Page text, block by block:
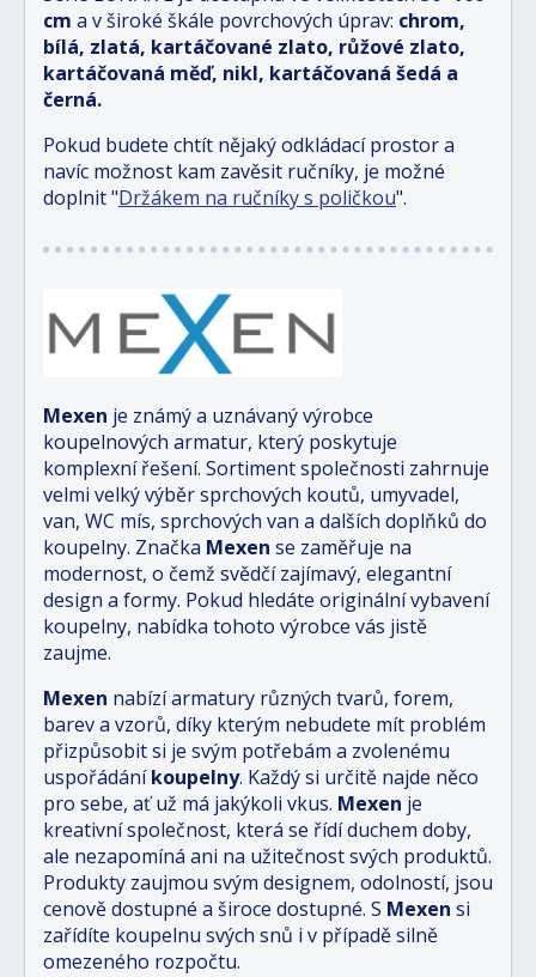
cm a v široké škále povrchových úprav: chrom,
bílá, zlatá, kartáčované zlato, růžové zlato,
kartáčovaná měď, nikl, kartáčovaná šedá a
černá.
Pokud budete chtít nějaký odkládací prostor a
navíc možnost kam zavěsit ručníky, je možné
doplnit "Držákem na ručníky s poličkou".
Mexen je známý a uznávaný výrobce
koupelnových armatur, který poskytuje
komplexní řešení. Sortiment společnosti zahrnuje
velmi velký výběr sprchových koutů, umyvadel,
van, WC mís, sprchových van a dalších doplňků do
koupelny. Značka Mexen se zaměřuje na
modernost, o čemž svědčí zajímavý, elegantní
design a formy. Pokud hledáte originální vybavení
koupelny, nabídka tohoto výrobce vás jistě
zaujme.
Mexen nabízí armatury různých tvarů, forem,
barev a vzorů, díky kterým nebudete mít problém
přizpůsobit si je svým potřebám a zvolenému
uspořádání koupelny. Každý si určitě najde něco
pro sebe, ať už má jakýkoli vkus. Mexen je
kreativní společnost, která se řídí duchem doby,
ale nezapomíná ani na užitečnost svých produktů.
Produkty zaujmou svým designem, odolností, jsou
cenově dostupné a široce dostupné. S Mexen si
zařídíte koupelnu svých snů i v případě silně
omezeného rozpočtu.